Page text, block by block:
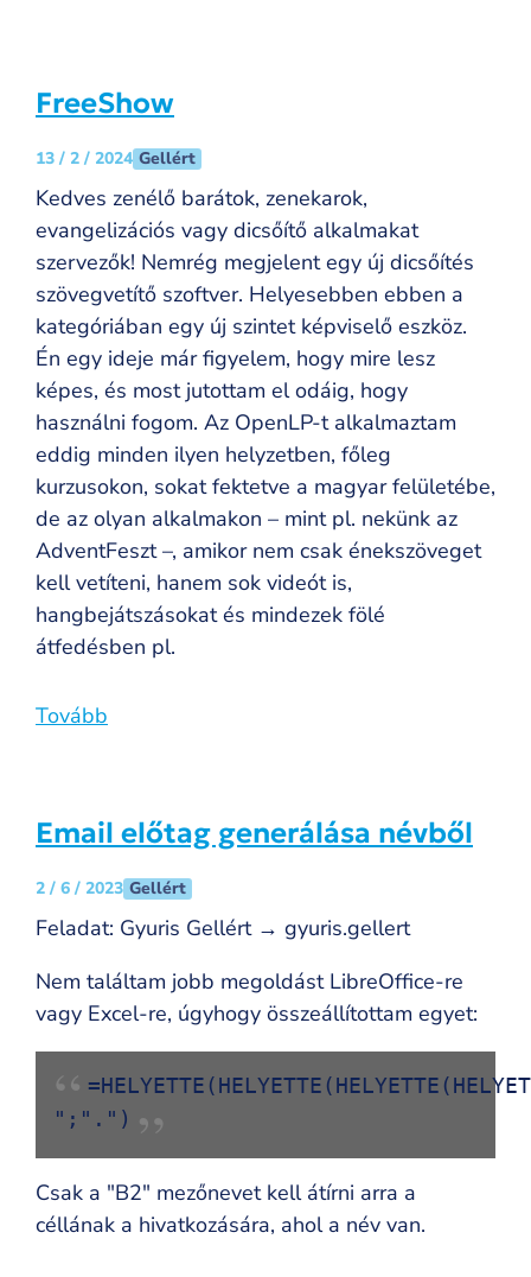
FreeShow
13 / 2 / 2024 Gellért
Kedves zenélő barátok, zenekarok,
evangelizációs vagy dicsőítő alkalmakat
szervezők! Nemrég megjelent egy új dicsőítés
szövegvetítő szoftver. Helyesebben ebben a
kategóriában egy új szintet képviselő eszköz.
Én egy ideje már figyelem, hogy mire lesz
képes, és most jutottam el odáig, hogy
használni fogom. Az OpenLP-t alkalmaztam
eddig minden ilyen helyzetben, főleg
kurzusokon, sokat fektetve a magyar felületébe,
de az olyan alkalmakon – mint pl. nekünk az
AdventFeszt –, amikor nem csak énekszöveget
kell vetíteni, hanem sok videót is,
hangbejátszásokat és mindezek fölé
átfedésben pl.
Tovább
Email előtag generálása névből
2 / 6 / 2023 Gellért
Feladat: Gyuris Gellért → gyuris.gellert
Nem találtam jobb megoldást LibreOffice-re
vagy Excel-re, úgyhogy összeállítottam egyet:
";".")
Csak a "B2" mezőnevet kell átírni arra a
céllának a hivatkozására, ahol a név van.